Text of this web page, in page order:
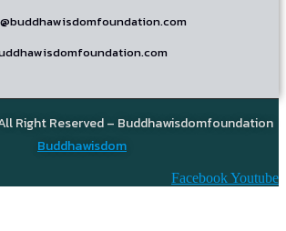
Right Reserved – Buddhawisdomfoundation
Buddhawisdom
FacebookYoutube